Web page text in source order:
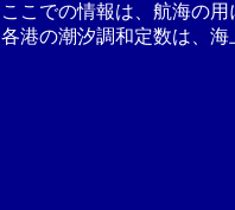
ここでの情報は、航海の
各港の潮汐調和定数は、